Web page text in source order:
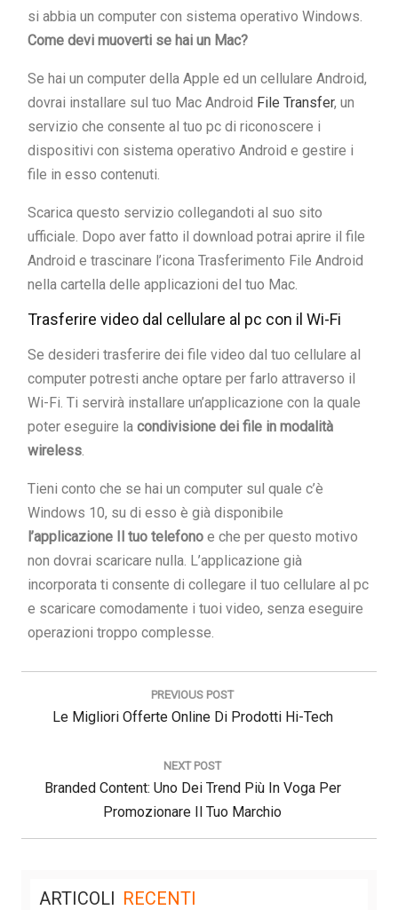
si abbia un computer con sistema operativo Windows.
Come devi muoverti se hai un Mac?
Se hai un computer della Apple ed un cellulare Android,
dovrai installare sul tuo Mac Android File Transfer, un
servizio che consente al tuo pc di riconoscere i
dispositivi con sistema operativo Android e gestire i
file in esso contenuti.
Scarica questo servizio collegandoti al suo sito
ufficiale. Dopo aver fatto il download potrai aprire il file
Android e trascinare l’icona Trasferimento File Android
nella cartella delle applicazioni del tuo Mac.
Trasferire video dal cellulare al pc con il Wi-Fi
Se desideri trasferire dei file video dal tuo cellulare al
computer potresti anche optare per farlo attraverso il
Wi-Fi. Ti servirà installare un’applicazione con la quale
poter eseguire la condivisione dei file in modalità
wireless.
Tieni conto che se hai un computer sul quale c’è
Windows 10, su di esso è già disponibile
l’applicazione Il tuo telefono e che per questo motivo
non dovrai scaricare nulla. L’applicazione già
incorporata ti consente di collegare il tuo cellulare al pc
e scaricare comodamente i tuoi video, senza eseguire
operazioni troppo complesse.
PREVIOUS POST
Previous
Le Migliori Offerte Online Di Prodotti Hi-Tech
NEXT POST
Next
Branded Content: Uno Dei Trend Più In Voga Per
Promozionare Il Tuo Marchio
ARTICOLI RECENTI